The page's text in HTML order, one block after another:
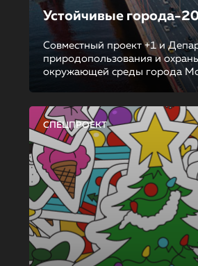
Устойчивые города-
Совместный проект +1 и
природопользования и
окружающей среды города
СПЕЦПРОЕКТ